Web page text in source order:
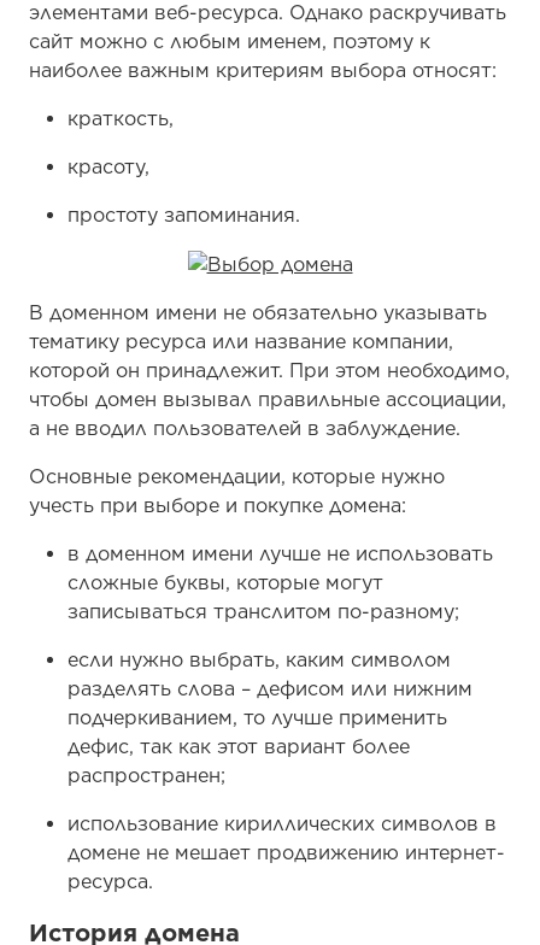
элементами веб-ресурса. Однако раскручивать
сайт можно с любым именем, поэтому к
наиболее важным критериям выбора относят:
краткость,
красоту,
простоту запоминания.
В доменном имени не обязательно указывать
тематику ресурса или название компании,
которой он принадлежит. При этом необходимо,
чтобы домен вызывал правильные ассоциации,
а не вводил пользователей в заблуждение.
Основные рекомендации, которые нужно
учесть при выборе и покупке домена:
в доменном имени лучше не использовать
сложные буквы, которые могут
записываться транслитом по-разному;
если нужно выбрать, каким символом
разделять слова – дефисом или нижним
подчеркиванием, то лучше применить
дефис, так как этот вариант более
распространен;
использование кириллических символов в
домене не мешает продвижению интернет-
ресурса.
История домена